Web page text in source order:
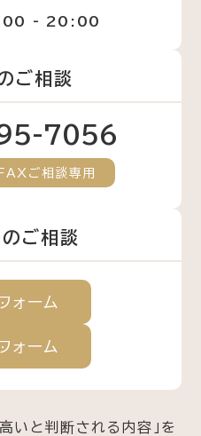
- 20:00
ご相談
7056
FAXご相談専用
ご相談
ォーム
ォーム
いと判断される内容」を